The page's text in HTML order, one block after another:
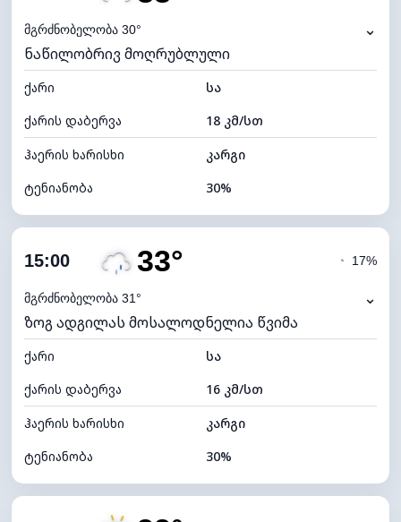
ნამის წერტილი
ხილვადობა
10 კმ
განათების ინდექსი 7 (ნათელი)
ღრუბლის სიმაღლე 10720 მ
მგრძნობელობა 30° ⌄
ნაწილობრივ მოღრუბლული
ქარი
სა
ქარის დაბერვა
18 კმ/სთ
ჰაერის ხარისხი
კარგი
ტენიანობა
30%
ღრუბლიანობა
ნამის წერტილი
ხილვადობა
10 კმ
განათების ინდექსი 7 (ნათელი)
ღრუბლის სიმაღლე 9920 მ
15:00 33°
მგრძნობელობა 31°
◔ 17%
⌄
ზოგ ადგილას მოსალოდნელია წვიმა
ქარი
სა
ქარის დაბერვა
16 კმ/სთ
ჰაერის ხარისხი
კარგი
ტენიანობა
30%